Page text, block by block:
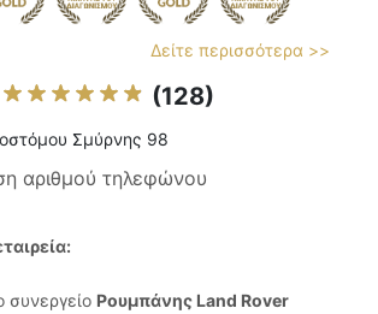
Δείτε περισσότερα >>
(128)
Σμύρνης 98
αριθμού τηλεφώνου
συνεργείο Ρουμπάνης Land Rover